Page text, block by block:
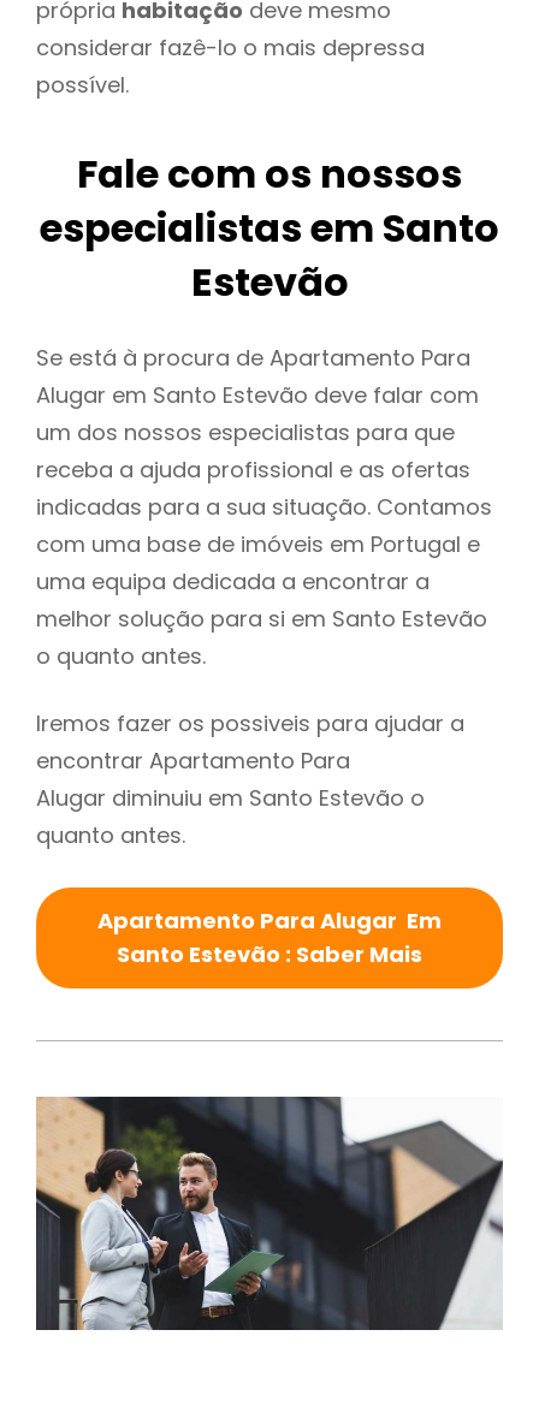
própria habitação deve mesmo
considerar fazê-lo o mais depressa
possível.
Fale com os nossos
especialistas em Santo
Estevão
Se está à procura de Apartamento Para
Alugar em Santo Estevão deve falar com
um dos nossos especialistas para que
receba a ajuda profissional e as ofertas
indicadas para a sua situação. Contamos
com uma base de imóveis em Portugal e
uma equipa dedicada a encontrar a
melhor solução para si em Santo Estevão
o quanto antes.
Iremos fazer os possiveis para ajudar a
encontrar Apartamento Para
Alugar diminuiu em Santo Estevão o
quanto antes.
Apartamento Para Alugar Em
Santo Estevão : Saber Mais